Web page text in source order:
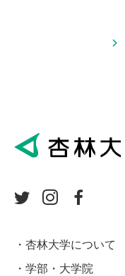
杏林大学について
学部・大学院